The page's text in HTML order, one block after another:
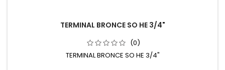
TERMINAL BRONCE SO HE 3/4"
(0)
TERMINAL BRONCE SO HE 3/4"